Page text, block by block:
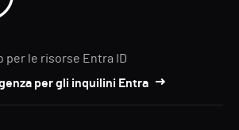
per le risorse Entra ID
per gli inquilini Entra